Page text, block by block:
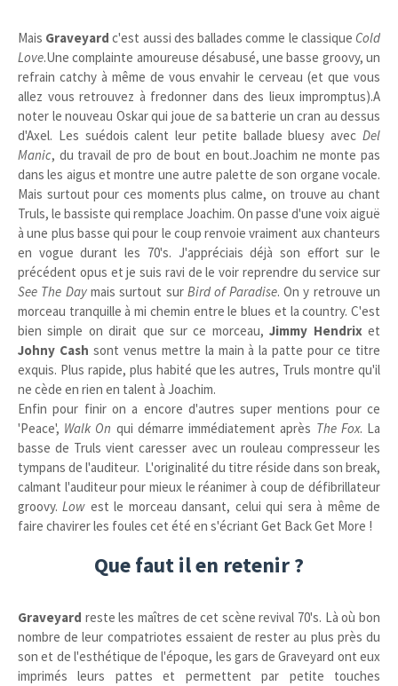
Mais Graveyard c'est aussi des ballades comme le classique Cold
Love.Une complainte amoureuse désabusé, une basse groovy, un
refrain catchy à même de vous envahir le cerveau (et que vous
allez vous retrouvez à fredonner dans des lieux impromptus).A
noter le nouveau Oskar qui joue de sa batterie un cran au dessus
d'Axel. Les suédois calent leur petite ballade bluesy avec Del
Manic, du travail de pro de bout en bout.Joachim ne monte pas
dans les aigus et montre une autre palette de son organe vocale.
Mais surtout pour ces moments plus calme, on trouve au chant
Truls, le bassiste qui remplace Joachim. On passe d'une voix aiguë
à une plus basse qui pour le coup renvoie vraiment aux chanteurs
en vogue durant les 70's. J'appréciais déjà son effort sur le
précédent opus et je suis ravi de le voir reprendre du service sur
See The Daymais surtout surBird of Paradise. On y retrouve un
morceau tranquille à mi chemin entre le blues et la country. C'est
bien simple on dirait que sur ce morceau,Jimmy Hendrixet
Johny Cash sont venus mettre la main à la patte pour ce titre
exquis. Plus rapide, plus habité que les autres, Truls montre qu'il
ne cède en rien en talent à Joachim.
Enfin pour finir on a encore d'autres super mentions pour ce
'Peace', Walk On qui démarre immédiatement après The Fox. La
basse de Truls vient caresser avec un rouleau compresseur les
tympans de l'auditeur. L'originalité du titre réside dans son break,
calmant l'auditeur pour mieux le réanimer à coup de défibrillateur
groovy.Low est le morceau dansant, celui qui sera à même de
faire chavirer les foules cet été en s'écriant Get Back Get More !
Que faut il en retenir ?
Graveyard reste les maîtres de cet scène revival 70's. Là où bon
nombre de leur compatriotes essaient de rester au plus près du
son et de l'esthétique de l'époque, les gars de Graveyard ont eux
imprimés leurs pattes et permettent par petite touches